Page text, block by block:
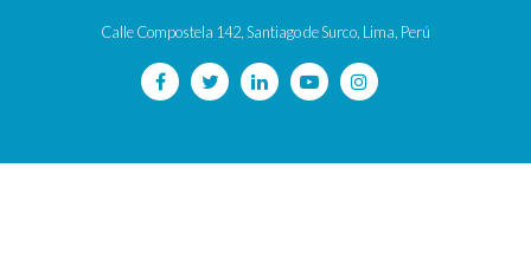
Calle Compostela 142, Santiago de Surco, Lima, Perú